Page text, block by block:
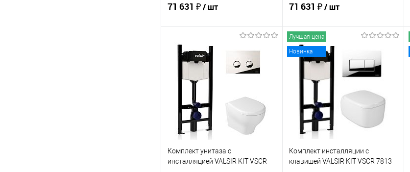
71 631 ₽/ шт
В корзину
Купить в 1 клик
Сравнение
В избранное
71 631 ₽/ шт
В корзину
Купить в 1 клик
Сравнение
В избранное
В наличии
Комплект унитаза с
инсталляцией VALSIR KIT VSCR
Лучшая цена
Новинка
Комплект инсталляции с
клавишей VALSIR KIT VSCR 7813